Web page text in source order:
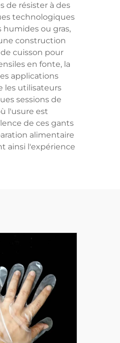
de résister à des
technologiques
ou gras,
construction
cuisson pour
en fonte, la
applications
les utilisateurs
sessions de
l'usure est
de ces gants
alimentaire
ainsi l'expérience